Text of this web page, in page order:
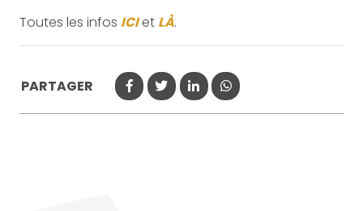
Toutes les infos ICIet LÀ.
PARTAGER